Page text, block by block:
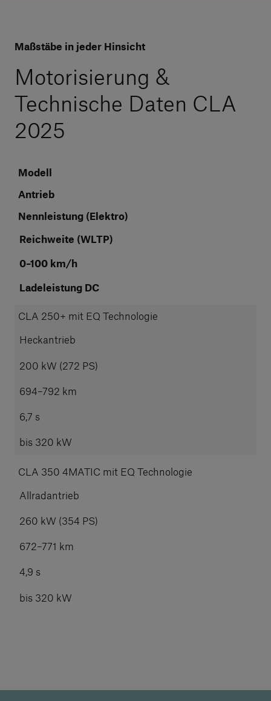
Maßstäbe in jeder Hinsicht
Motorisierung &
Technische Daten CLA
2025
Modell
Antrieb
Nennleistung (Elektro)
Reichweite (WLTP)
0–100 km/h
Ladeleistung DC
CLA 250+ mit EQ Technologie
Heckantrieb
200 kW (272 PS)
694–792 km
6,7 s
bis 320 kW
CLA 350 4MATIC mit EQ Technologie
Allradantrieb
260 kW (354 PS)
672–771 km
4,9 s
bis 320 kW